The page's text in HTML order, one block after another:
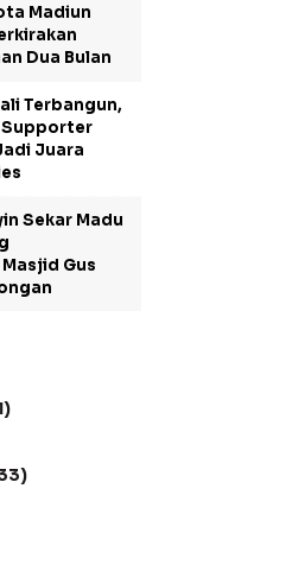
Madiun
Dua Bulan
Terbangun,
Supporter
Juara
Sekar Madu
Gus